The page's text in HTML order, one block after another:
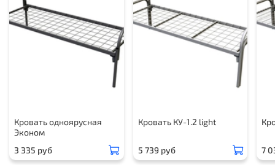
Кровать одноярусная
Эконом
3 335 руб
Кровать КУ-1.2 light
5 739 руб 7